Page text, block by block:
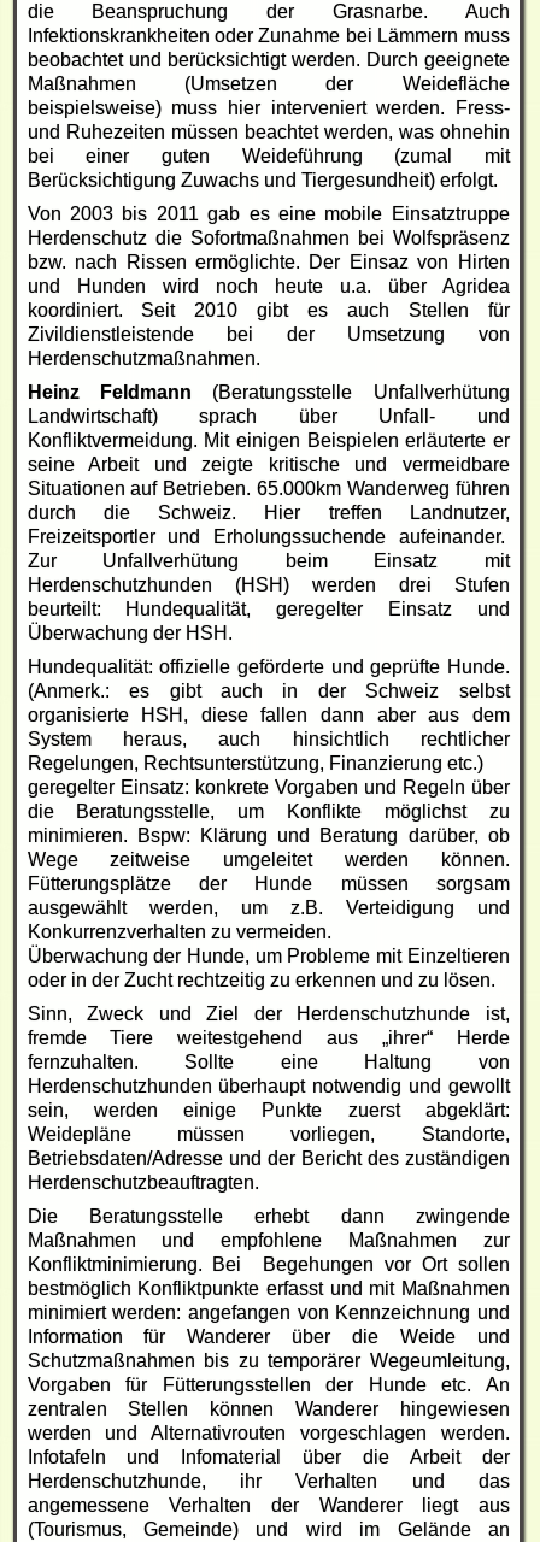
die Beanspruchung der Grasnarbe. Auch
Infektionskrankheiten oder Zunahme bei Lämmern muss
beobachtet und berücksichtigt werden. Durch geeignete
Maßnahmen (Umsetzen der Weidefläche
beispielsweise) muss hier interveniert werden. Fress-
und Ruhezeiten müssen beachtet werden, was ohnehin
bei einer guten Weideführung (zumal mit
Berücksichtigung Zuwachs und Tiergesundheit) erfolgt.
Von 2003 bis 2011 gab es eine mobile Einsatztruppe
Herdenschutz die Sofortmaßnahmen bei Wolfspräsenz
bzw. nach Rissen ermöglichte. Der Einsaz von Hirten
und Hunden wird noch heute u.a. über Agridea
koordiniert. Seit 2010 gibt es auch Stellen für
Zivildienstleistende bei der Umsetzung von
Herdenschutzmaßnahmen.
Heinz Feldmann (Beratungsstelle Unfallverhütung
Landwirtschaft) sprach über Unfall- und
Konfliktvermeidung. Mit einigen Beispielen erläuterte er
seine Arbeit und zeigte kritische und vermeidbare
Situationen auf Betrieben. 65.000km Wanderweg führen
durch die Schweiz. Hier treffen Landnutzer,
Freizeitsportler und Erholungssuchende aufeinander.
Zur Unfallverhütung beim Einsatz mit
Herdenschutzhunden (HSH) werden drei Stufen
beurteilt: Hundequalität, geregelter Einsatz und
Überwachung der HSH.
Hundequalität: offizielle geförderte und geprüfte Hunde.
(Anmerk.: es gibt auch in der Schweiz selbst
organisierte HSH, diese fallen dann aber aus dem
System heraus, auch hinsichtlich rechtlicher
Regelungen, Rechtsunterstützung, Finanzierung etc.)
geregelter Einsatz: konkrete Vorgaben und Regeln über
die Beratungsstelle, um Konflikte möglichst zu
minimieren. Bspw: Klärung und Beratung darüber, ob
Wege zeitweise umgeleitet werden können.
Fütterungsplätze der Hunde müssen sorgsam
ausgewählt werden, um z.B. Verteidigung und
Konkurrenzverhalten zu vermeiden.
Überwachung der Hunde, um Probleme mit Einzeltieren
oder in der Zucht rechtzeitig zu erkennen und zu lösen.
Sinn, Zweck und Ziel der Herdenschutzhunde ist,
fremde Tiere weitestgehend aus „ihrer“ Herde
fernzuhalten. Sollte eine Haltung von
Herdenschutzhunden überhaupt notwendig und gewollt
sein, werden einige Punkte zuerst abgeklärt:
Weidepläne müssen vorliegen, Standorte,
Betriebsdaten/Adresse und der Bericht des zuständigen
Herdenschutzbeauftragten.
Die Beratungsstelle erhebt dann zwingende
Maßnahmen und empfohlene Maßnahmen zur
Konfliktminimierung. Bei Begehungen vor Ort sollen
bestmöglich Konfliktpunkte erfasst und mit Maßnahmen
minimiert werden: angefangen von Kennzeichnung und
Information für Wanderer über die Weide und
Schutzmaßnahmen bis zu temporärer Wegeumleitung,
Vorgaben für Fütterungsstellen der Hunde etc. An
zentralen Stellen können Wanderer hingewiesen
werden und Alternativrouten vorgeschlagen werden.
Infotafeln und Infomaterial über die Arbeit der
Herdenschutzhunde, ihr Verhalten und das
angemessene Verhalten der Wanderer liegt aus
(Tourismus, Gemeinde) und wird im Gelände an